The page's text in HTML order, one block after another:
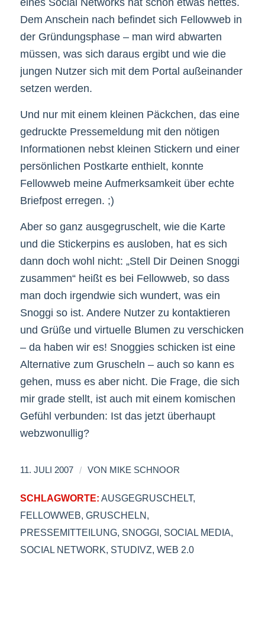
Dem Anschein nach befindet sich Fellowweb in
der Gründungsphase – man wird abwarten
müssen, was sich daraus ergibt und wie die
jungen Nutzer sich mit dem Portal außeinander
setzen werden.
Und nur mit einem kleinen Päckchen, das eine
gedruckte Pressemeldung mit den nötigen
Informationen nebst kleinen Stickern und einer
persönlichen Postkarte enthielt, konnte
Fellowweb meine Aufmerksamkeit über echte
Briefpost erregen. ;)
Aber so ganz ausgegruschelt, wie die Karte
und die Stickerpins es ausloben, hat es sich
dann doch wohl nicht: „Stell Dir Deinen Snoggi
zusammen“ heißt es bei Fellowweb, so dass
man doch irgendwie sich wundert, was ein
Snoggi so ist. Andere Nutzer zu kontaktieren
und Grüße und virtuelle Blumen zu verschicken
– da haben wir es! Snoggies schicken ist eine
Alternative zum Gruscheln – auch so kann es
gehen, muss es aber nicht. Die Frage, die sich
mir grade stellt, ist auch mit einem komischen
Gefühl verbunden: Ist das jetzt überhaupt
webzwonullig?
11. JULI 2007 / VON MIKE SCHNOOR
SCHLAGWORTE: AUSGEGRUSCHELT,
FELLOWWEB, GRUSCHELN ,
PRESSEMITTEILUNG, SNOGGI , SOCIAL MEDIA,
SOCIAL NETWORK, STUDIVZ, WEB 2.0